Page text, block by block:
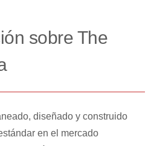
sobre The
diseñado y construido
en el mercado